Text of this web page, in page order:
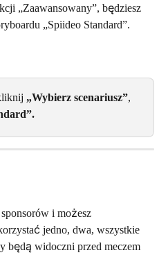
„Zaawansowany”, będziesz
„Spiideo Standard”.
„Wybierz scenariusz”,
i możesz
jedno, dwa, wszystkie
będą widoczni przed meczem